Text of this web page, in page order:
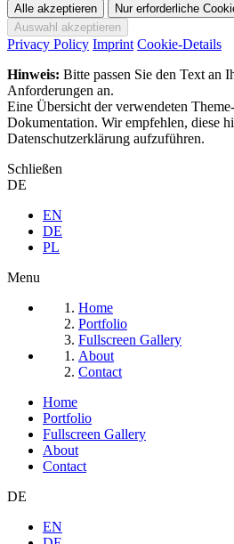
Privacy Policy Imprint Cookie-Details
Hinweis: Bitte passen Sie den Text an
Anforderungen an.
Eine Übersicht der verwendeten
Dokumentation. Wir empfehlen, diese
Datenschutzerklärung aufzuführen.
Schließen
DE
EN
DE
PL
Menu
Home
Portfolio
Fullscreen Gallery
About
Contact
Home
Portfolio
Fullscreen Gallery
About
Contact
DE
EN